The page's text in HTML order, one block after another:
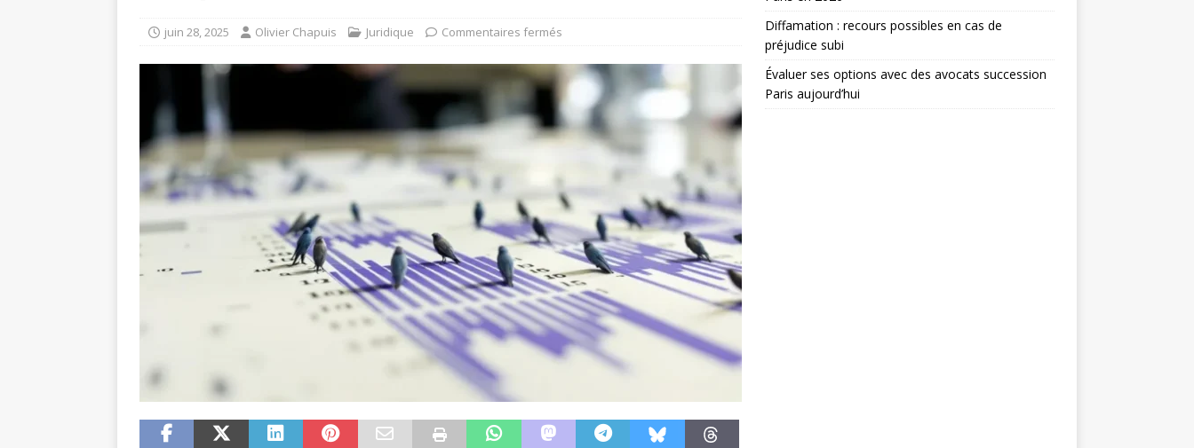
juin 28, 2025 Olivier Chapuis Juridique Commentaires fermés
Diffamation : recours possibles en cas de
préjudice subi
Évaluer ses options avec des avocats succession
Paris aujourd’hui